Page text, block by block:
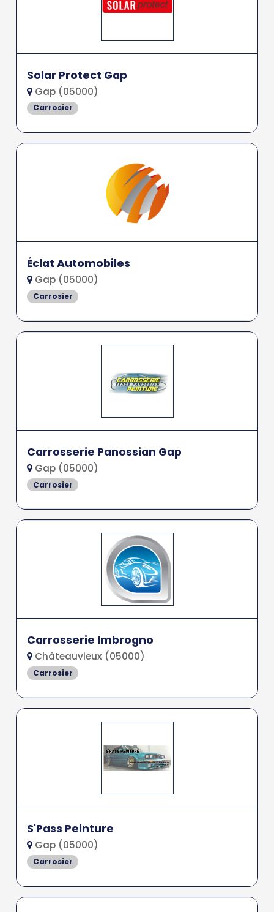
Solar Protect Gap
Gap (05000)
Carrosier
Éclat Automobiles
Gap (05000)
Carrosier
Carrosserie Panossian Gap
Gap (05000)
Carrosier
Carrosserie Imbrogno
Châteauvieux (05000)
Carrosier
S'Pass Peinture
Gap (05000)
Carrosier